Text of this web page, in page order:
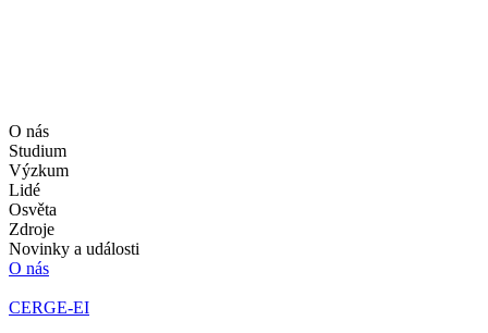
O nás
Studium
Výzkum
Lidé
Osvěta
Zdroje
Novinky a události
O nás
CERGE-EI